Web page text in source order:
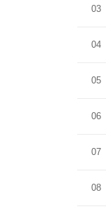
03
04
05
06
07
08